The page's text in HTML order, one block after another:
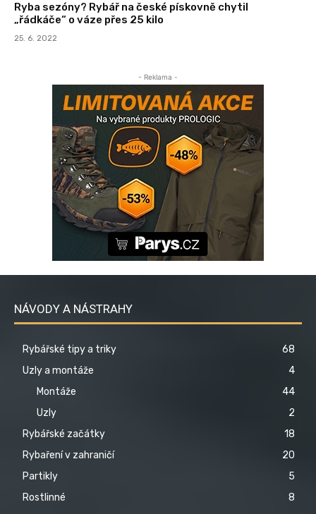
Ryba sezóny? Rybář na české pískovně chytil
„řádkáče“ o váze přes 25 kilo
25. 6. 2022
- Reklama -
NÁVODY A NÁSTRAHY
Rybářské tipy a triky
68
Uzly a montáže
4
Montáže
44
Uzly
2
Rybářské začátky
18
Rybaření v zahraničí
20
Partikly
5
Rostlinné
8